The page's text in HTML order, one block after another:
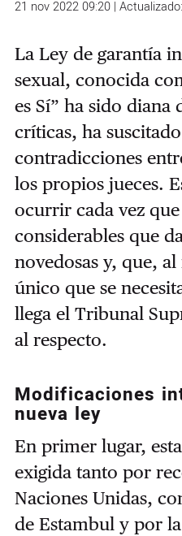
21 nov 2022 09:20 |
La Ley de garantía
sexual, conocida
es Sí” ha sido diana
críticas, ha
contradicciones
los propios jueces.
ocurrir cada vez
considerables que
novedosas y, que,
único que se
llega el Tribunal
al respecto.
Modificaciones
nueva ley
En primer lugar,
exigida tanto por
Naciones Unidas,
de Estambul y por